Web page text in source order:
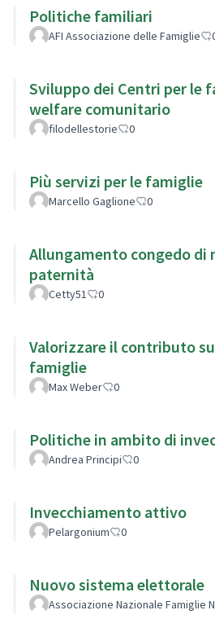
Politiche familiari
AFI Associazione delle Famiglie
Sviluppo dei Centri per le
welfare comunitario
filodellestorie 0
Più servizi per le famiglie
Marcello Gaglione 0
Allungamento congedo di
paternità
Cetty51 0
Valorizzare il contributo
famiglie
Max Weber 0
Politiche in ambito di
Andrea Principi 0
Invecchiamento attivo
Pelargonium 0
Nuovo sistema elettorale
Associazione Nazionale Famiglie